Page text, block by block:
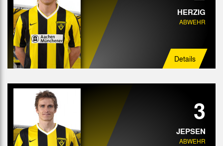
HERZIG
ABWEHR
Details
3
JEPSEN
ABWEHR